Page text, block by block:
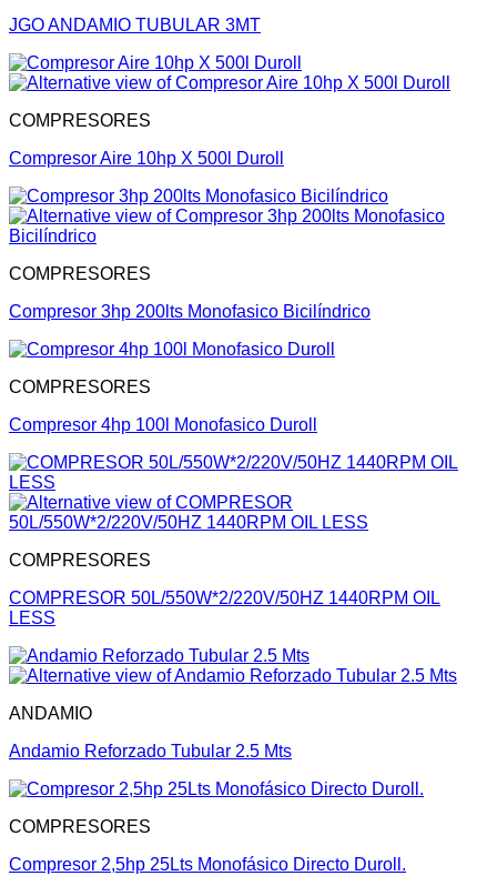
JGO ANDAMIO TUBULAR 3MT
COMPRESORES
Compresor Aire 10hp X 500l Duroll
COMPRESORES
Compresor 3hp 200lts Monofasico Bicilíndrico
COMPRESORES
Compresor 4hp 100l Monofasico Duroll
COMPRESORES
COMPRESOR 50L/550W*2/220V/50HZ 1440RPM OIL
LESS
ANDAMIO
Andamio Reforzado Tubular 2.5 Mts
COMPRESORES
Compresor 2,5hp 25Lts Monofásico Directo Duroll.